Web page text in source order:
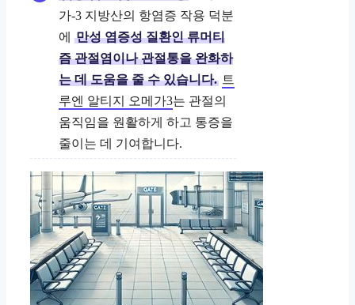
가-3 지방산의 항염증 작용 덕분
에
만성 염증성 질환인 류머티
즘 관절염이나 관절통을 완화하
는 데 도움을 줄 수 있습니다. 트
루엔 알티지 오메가3는 관절의
움직임을 원활하게 하고 통증을
줄이는 데 기여합니다.